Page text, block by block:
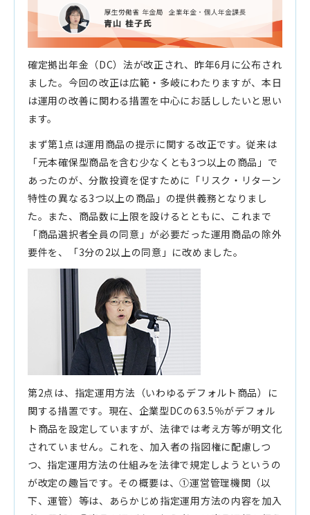
確定拠出年金（DC）法が改正され、昨年6月に公布され
ました。今回の改正は広範・多岐にわたりますが、本日
は運用の改善に関わる措置を中心にお話ししたいと思い
ます。
まず第1点は運用商品の提示に関する改正です。従来は
「元本確保型商品を含む少なくとも3つ以上の商品」で
あったのが、分散投資を促すために「リスク・リターン
特性の異なる3つ以上の商品」の提供義務となりまし
た。また、商品数に上限を設けるとともに、これまで
「商品選択者全員の同意」が必要だった運用商品の除外
要件を、「3分の2以上の同意」に改めました。
第2点は、指定運用方法（いわゆるデフォルト商品）に
関する措置です。現在、企業型DCの63.5％がデフォル
ト商品を設定していますが、法律では考え方等が明文化
されていません。これを、加入者の指図権に配慮しつ
つ、指定運用方法の仕組みを法律で規定しようというの
が改定の趣旨です。その概要は、①運営管理機関（以
下、運管）等は、あらかじめ指定運用方法の内容を加入